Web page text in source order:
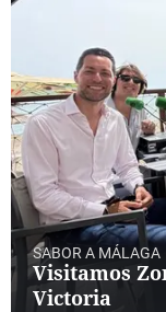
SABOR A MÁLAGA
Visitamos
Victoria